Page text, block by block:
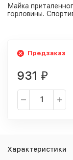
Майка
горловины.
Предзаказ
931 ₽
Характеристики